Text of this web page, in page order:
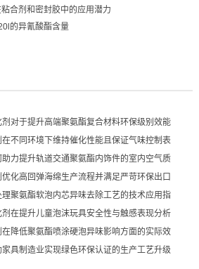
合剂和密封胶中的应用潜力
的异氰酸酯含量
对于提升高端聚氨酯复合材料环保级别效能
不同环境下维持催化性能且保证气味控制表
力提升轨道交通聚氨酯内饰件的室内空气质
化高回弹海绵生产流程并满足严苛环保出口
聚氨酯软泡内芯异味去除工艺的技术应用指
在提升儿童泡沫玩具安全性与触感表现分析
降低聚氨酯喷涂硬泡异味影响方面的实际效
具制造业实现绿色环保认证的生产工艺升级